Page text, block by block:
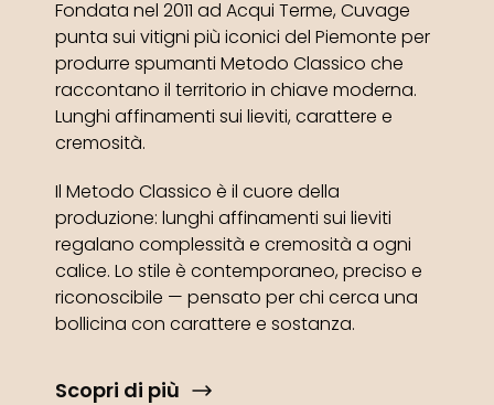
Fondata nel 2011 ad Acqui Terme, Cuvage
punta sui vitigni più iconici del Piemonte per
produrre spumanti Metodo Classico che
raccontano il territorio in chiave moderna.
Lunghi affinamenti sui lieviti, carattere e
cremosità.
Il Metodo Classico è il cuore della
produzione: lunghi affinamenti sui lieviti
regalano complessità e cremosità a ogni
calice. Lo stile è contemporaneo, preciso e
riconoscibile — pensato per chi cerca una
bollicina con carattere e sostanza.
Scopri di più